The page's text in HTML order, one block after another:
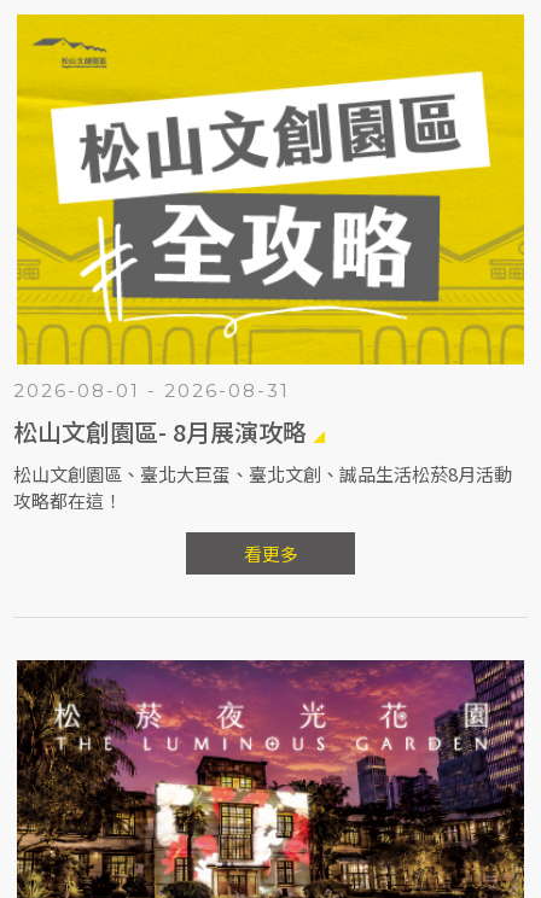
2026-08-01 - 2026-08-31
松山文創園區- 8月展演攻略
松山文創園區、臺北大巨蛋、臺北文創、誠品生活松菸8月活動
攻略都在這！
看更多